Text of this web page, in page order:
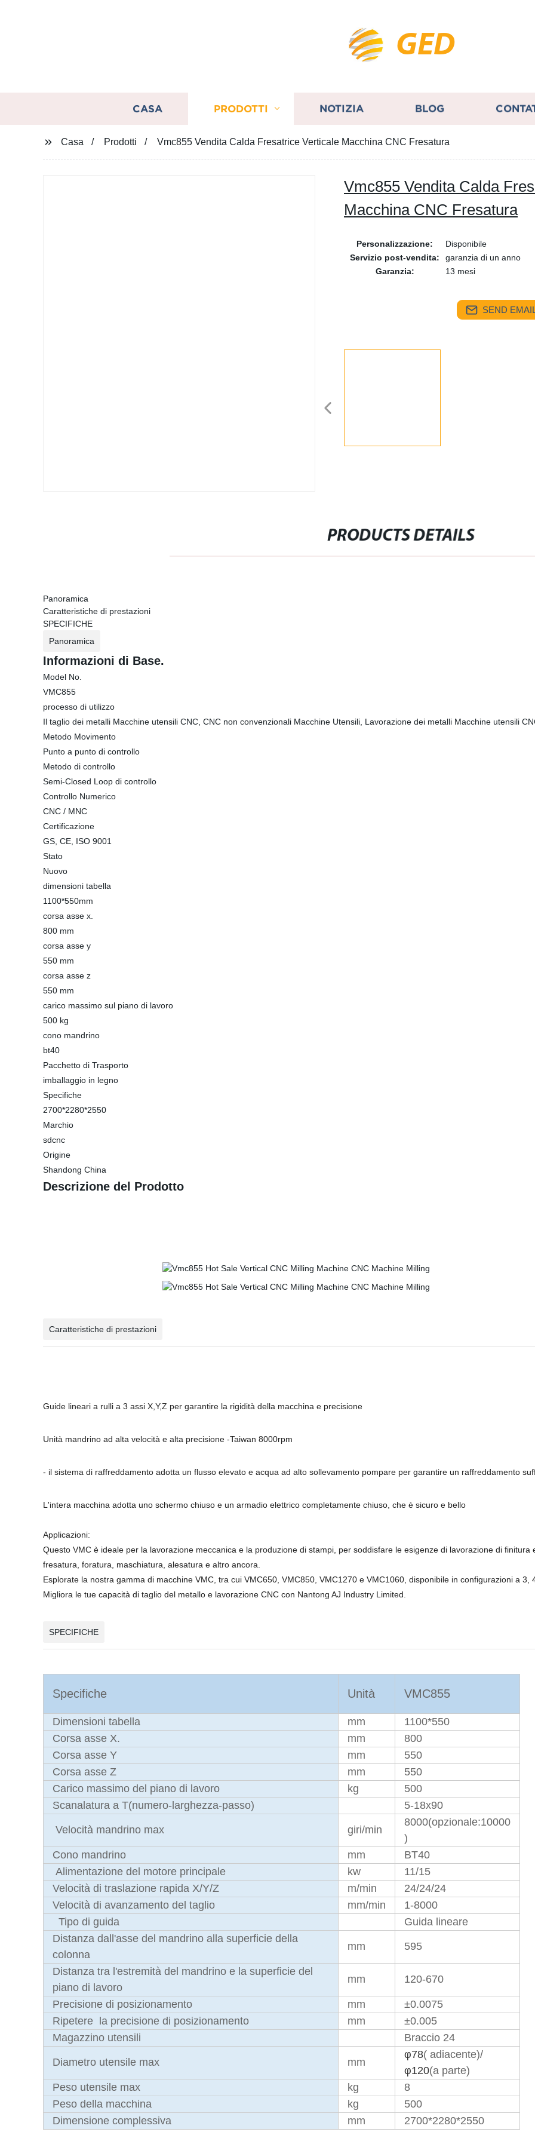
GED
CASA PRODOTTI NOTIZIA BLOG
Casa Prodotti Vmc855 Vendita Calda Fresatrice Verticale Macchina CNC Fresatura
Vmc855 Vendita Calda
Macchina CNC Fresatura
Personalizzazione:
Disponibile
Servizio post-vendita:
garanzia di un anno
Garanzia:
13 mesi
SEND
PRODUCTS DETAILS
Panoramica
Caratteristiche di prestazioni
SPECIFICHE
Panoramica
Informazioni di Base.
Model No.
VMC855
processo di utilizzo
Il taglio dei metalli Macchine utensili CNC, CNC non convenzionali Macchine Utensili, Lavorazione dei metalli Macchine utensili
Metodo Movimento
Punto a punto di controllo
Metodo di controllo
Semi-Closed Loop di controllo
Controllo Numerico
CNC / MNC
Certificazione
GS, CE, ISO 9001
Stato
Nuovo
dimensioni tabella
1100*550mm
corsa asse x.
800 mm
corsa asse y
550 mm
corsa asse z
550 mm
carico massimo sul piano di lavoro
500 kg
cono mandrino
bt40
Pacchetto di Trasporto
imballaggio in legno
Specifiche
2700*2280*2550
Marchio
sdcnc
Origine
Shandong China
Descrizione del Prodotto
Caratteristiche di prestazioni
Guide lineari a rulli a 3 assi X,Y,Z per garantire la rigidità della macchina e precisione
Unità mandrino ad alta velocità e alta precisione -Taiwan 8000rpm
- il sistema di raffreddamento adotta un flusso elevato e acqua ad alto sollevamento pompare per garantire un raffreddamento
L'intera macchina adotta uno schermo chiuso e un armadio elettrico completamente chiuso, che è sicuro e bello
Applicazioni:
Questo VMC è ideale per la lavorazione meccanica e la produzione di stampi, per soddisfare le esigenze di lavorazione di finitura
fresatura, foratura, maschiatura, alesatura e altro ancora.
Esplorate la nostra gamma di macchine VMC, tra cui VMC650, VMC850, VMC1270 e VMC1060, disponibile in configurazioni a 3,
Migliora le tue capacità di taglio del metallo e lavorazione CNC con Nantong AJ Industry Limited.
SPECIFICHE
Specifiche Unità VMC855
Dimensioni tabella mm
1100*550
Corsa asse X.
mm
800
Corsa asse Y
mm
550
Corsa asse Z
mm
550
Carico massimo del piano di lavoro
kg
500
Scanalatura a T(numero-larghezza-passo)
5-18x90
Velocità mandrino max giri/min
8000(opzionale:10000
)
Cono mandrino
mm
BT40
Alimentazione del motore principale
kw
11/15
Velocità di traslazione rapida X/Y/Z
m/min
24/24/24
Velocità di avanzamento del taglio
mm/min
1-8000
Tipo di guida
Guida lineare
Distanza dall'asse del mandrino alla superficie della
colonna
mm 595
Distanza tra l'estremità del mandrino e la superficie del
piano di lavoro
mm 120-670
Precisione di posizionamento mm
±0.0075
Ripetere la precisione di posizionamento
mm
±0.005
Magazzino utensili
Braccio 24
Diametro utensile max mm
φ78( adiacente)/
φ120(a parte)
Peso utensile max
kg
8
Peso della macchina
kg
500
Dimensione complessiva
mm 2700*2280*2550